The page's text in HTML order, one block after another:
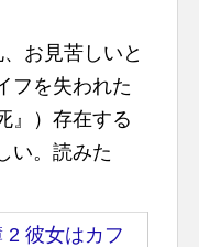
お見苦しいと
フを失われた
』）存在する
い。読みた
2 彼女はカフ